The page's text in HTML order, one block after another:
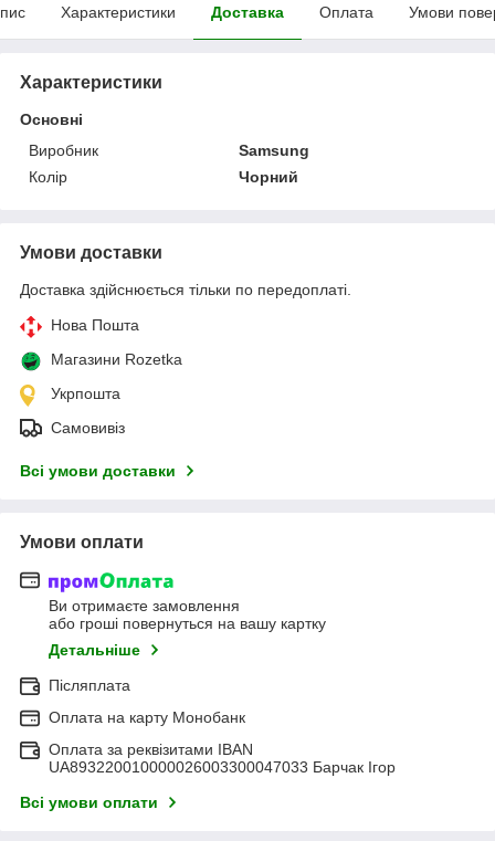
Характеристики Доставка Оплата Умови
Характеристики
Основні
Виробник
Samsung
Колір
Чорний
Умови доставки
Доставка здійснюється тільки по передоплаті.
Нова Пошта
Магазини Rozetka
Укрпошта
Самовивіз
Всі умови доставки
Умови оплати
Ви отримаєте замовлення
або гроші повернуться на вашу картку
Детальніше
Післяплата
Оплата на карту Монобанк
Оплата за реквізитами IBAN
UA893220010000026003300047033 Барчак Ігор
Всі умови оплати